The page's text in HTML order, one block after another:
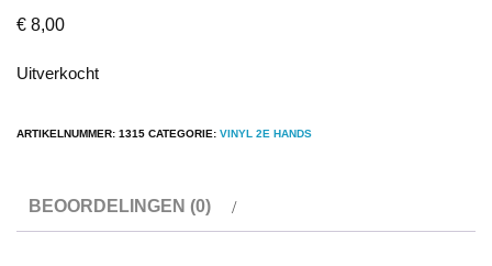
€ 8,00
Uitverkocht
ARTIKELNUMMER: 1315 CATEGORIE: VINYL 2E HANDS
BEOORDELINGEN (0)